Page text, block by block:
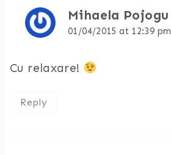
Mihaela Pojogu
01/04/2015 at 12:39 pm
Cu relaxare!
Reply